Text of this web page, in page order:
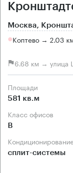
Москва,
Коптево → 2.03
6.68 км → улица
Площади
581 кв.м
Класс офисов
B
сплит-системы